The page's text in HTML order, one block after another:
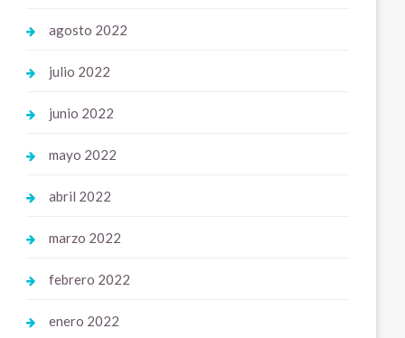
agosto 2022
julio 2022
junio 2022
mayo 2022
abril 2022
marzo 2022
febrero 2022
enero 2022